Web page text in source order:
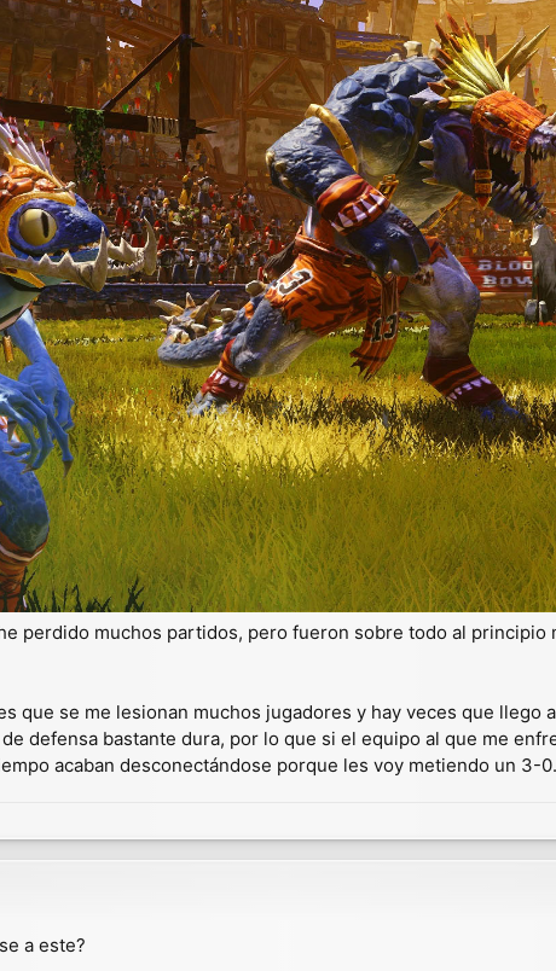
perdido muchos partidos, pero fueron sobre todo al
que se me lesionan muchos jugadores y hay veces que
defensa bastante dura, por lo que si el equipo al que me
acaban desconectándose porque les voy metiendo un 3-0.
a este?